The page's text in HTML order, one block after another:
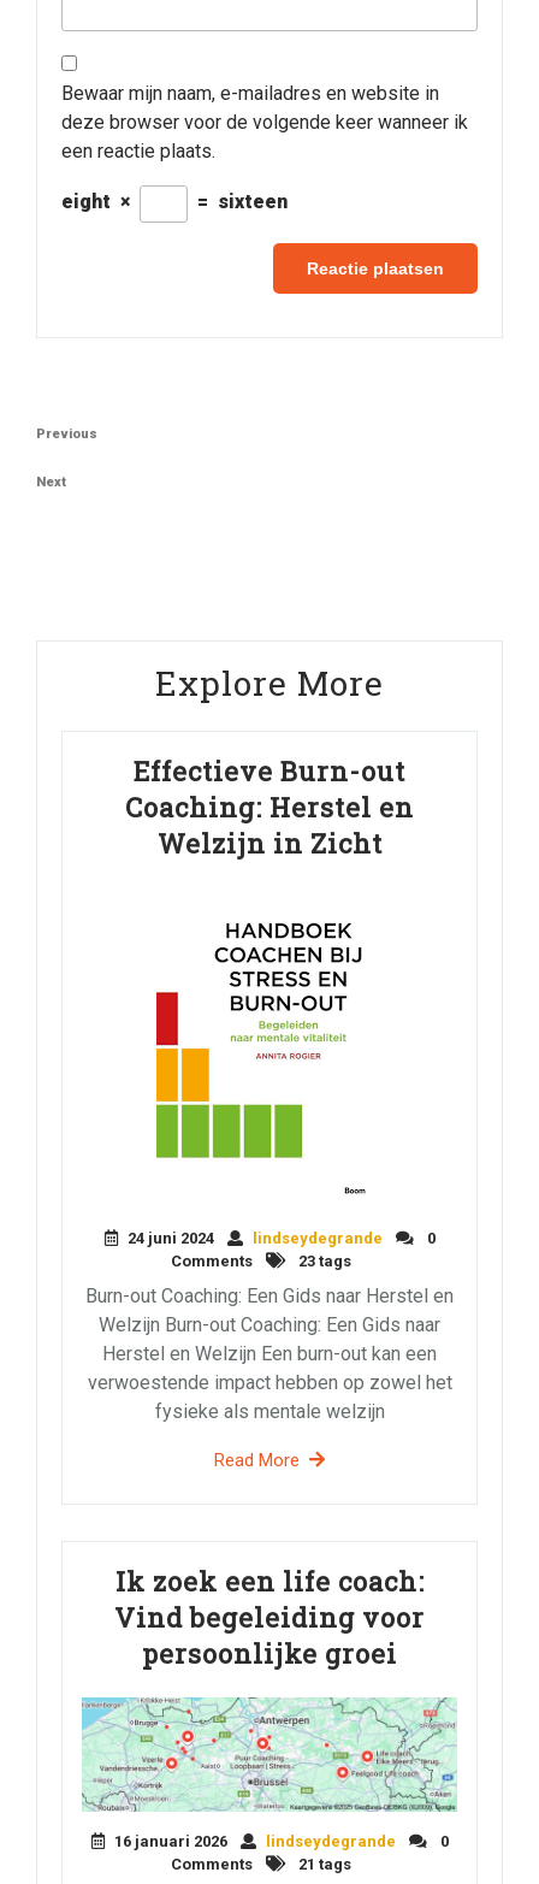
Bewaar mijn naam, e-mailadres en website in
deze browser voor de volgende keer wanneer ik
een reactie plaats.
eight × = sixteen
Berichtnavigatie
Previous
Previous
Next
Next
Explore More
Effectieve Burn-out
Coaching: Herstel en
Welzijn in Zicht
24 juni 2024 lindseydegrande
0
Comments
23 tags
Burn-out Coaching: Een Gids naar Herstel en
Welzijn Burn-out Coaching: Een Gids naar
Herstel en Welzijn Een burn-out kan een
verwoestende impact hebben op zowel het
fysieke als mentale welzijn
Read More
Ik zoek een life coach:
Vind begeleiding voor
persoonlijke groei
16 januari 2026 lindseydegrande
0
Comments
21 tags